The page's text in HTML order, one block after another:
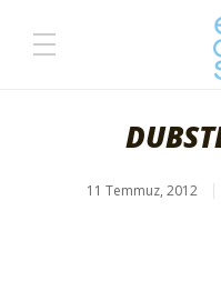
11 Temmuz, 2012